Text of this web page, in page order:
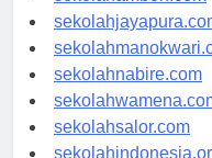
sekolahambon.com
sekolahnabire.com
sekolahwamena.com
sekolahsalor.com